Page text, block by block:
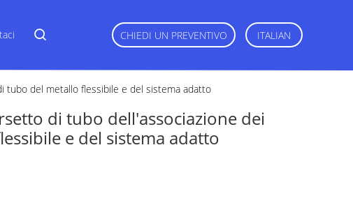
CHIEDI UN PREVENTIVO ITALIAN
tubo del metallo flessibile e del sistema adatto
di tubo dell'associazione dei
e del sistema adatto